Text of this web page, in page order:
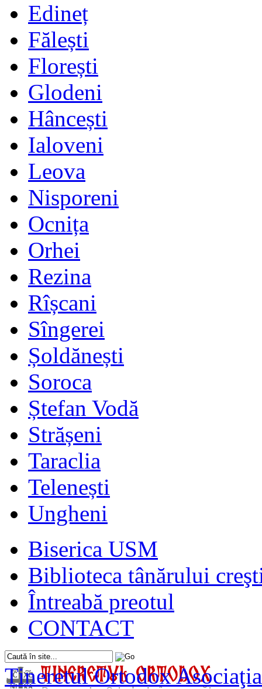
Edineț
Fălești
Florești
Glodeni
Hâncești
Ialoveni
Leova
Nisporeni
Ocnița
Orhei
Rezina
Rîșcani
Sîngerei
Șoldănești
Soroca
Ștefan Vodă
Strășeni
Taraclia
Telenești
Ungheni
Biserica USM
Biblioteca tânărului
Întreabă preotul
CONTACT
Tineretul Ortodox